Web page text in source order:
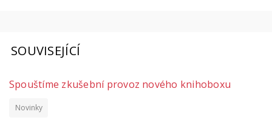
SOUVISEJÍCÍ
Spouštíme zkušební provoz nového knihoboxu
Novinky